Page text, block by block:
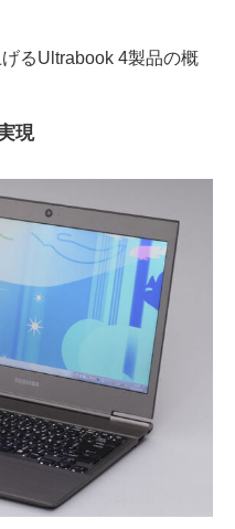
るUltrabook 4製品の概
現